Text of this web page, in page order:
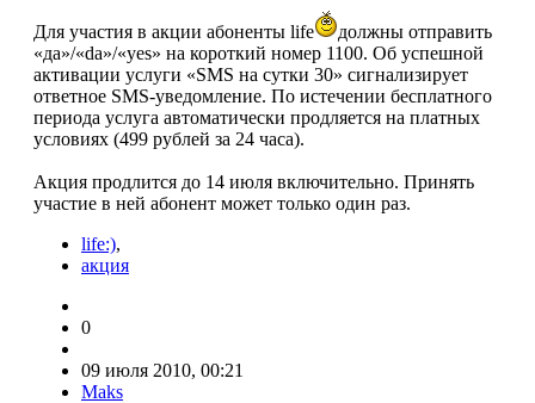
Для участия в акции абоненты life
должны отправить
«да»/«da»/«yes» на короткий номер 1100. Об успешной
активации услуги «SMS на сутки 30» сигнализирует
ответное SMS-уведомление. По истечении бесплатного
периода услуга автоматически продляется на платных
условиях (499 рублей за 24 часа).
Акция продлится до 14 июля включительно. Принять
участие в ней абонент может только один раз.
life:),
акция
0
09 июля 2010, 00:21
Maks